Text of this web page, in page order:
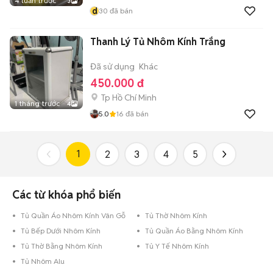
d30 đã bán
1 tháng trước 4
Thanh Lý Tủ Nhôm Kính Trắng
Đã sử dụng Khác
450.000 đ
Tp Hồ Chí Minh
5.0 16 đã bán
1 2 3 4 5
Các từ khóa phổ biến
Tủ Quần Áo Nhôm Kính Vân Gỗ
Tủ Thờ Nhôm Kính
Tủ Bếp Dưới Nhôm Kính
Tủ Quần Áo Bằng Nhôm Kính
Tủ Thờ Bằng Nhôm Kính
Tủ Y Tế Nhôm Kính
Tủ Nhôm Alu